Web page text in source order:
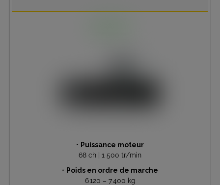
• Puissance moteur
68 ch | 1 500 tr/min
• Poids en ordre de marche
6 120 – 7 400 kg